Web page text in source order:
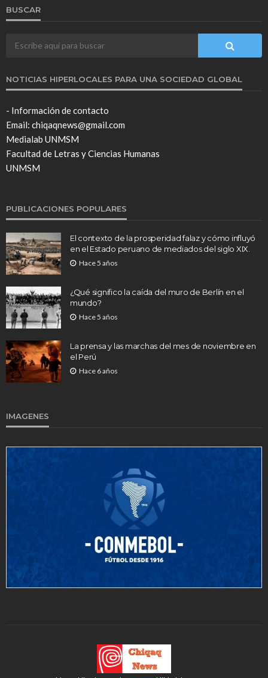
BUSCAR
NOTICIAS HIPERLOCALES PARA UNA SOCIEDAD GLOBAL
- Información de contacto
Email: chiqaqnews@gmail.com
Medialab UNMSM
Facultad de Letras y Ciencias Humanas
UNMSM
PUBLICACIONES POPULARES
El contexto de la prosperidad falaz y cómo influyó
en el Estado peruano de mediados del siglo XIX.
Hace 5 años
¿Qué significo la caída del muro de Berlín en el
mundo?
Hace 5 años
La prensa y las marchas del mes de noviembre en
el Perú
Hace 6 años
IMAGENES